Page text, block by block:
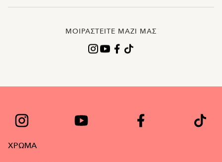
ΜΟΙΡΑΣΤΕΊΤΕ ΜΑΖΙ ΜΑΣ
ΧΡΩΜΑ